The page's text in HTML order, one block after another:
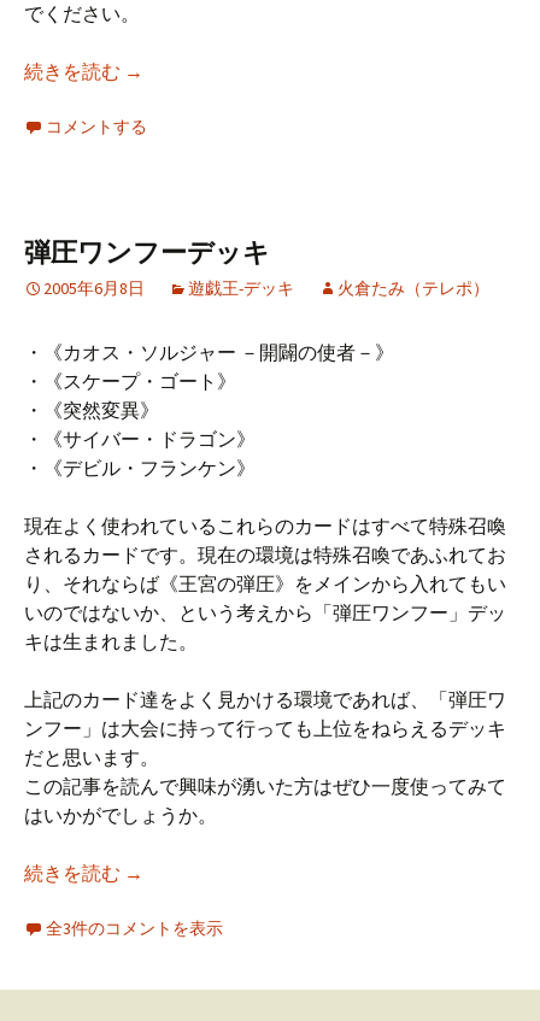
でください。
続きを読む ネタがないときはデッキをでっち上げてしのぎ
→
コメントする
弾圧ワンフーデッキ
2005年6月8日 遊戯王-デッキ 火倉たみ（テレポ）
・《カオス・ソルジャー －開闢の使者－》
・《スケープ・ゴート》
・《突然変異》
・《サイバー・ドラゴン》
・《デビル・フランケン》
現在よく使われているこれらのカードはすべて特殊召喚
されるカードです。現在の環境は特殊召喚であふれてお
り、それならば《王宮の弾圧》をメインから入れてもい
いのではないか、という考えから「弾圧ワンフー」デッ
キは生まれました。
上記のカード達をよく見かける環境であれば、「弾圧ワ
ンフー」は大会に持って行っても上位をねらえるデッキ
だと思います。
この記事を読んで興味が湧いた方はぜひ一度使ってみて
はいかがでしょうか。
続きを読む 弾圧ワンフーデッキ
→
全3件のコメントを表示